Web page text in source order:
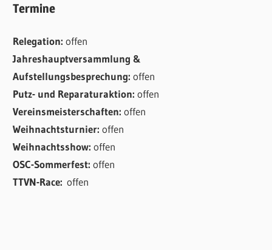
Termine
Relegation:offen
Jahreshauptversammlung &
Aufstellungsbesprechung:offen
Putz- und Reparaturaktion:offen
Vereinsmeisterschaften:offen
Weihnachtsturnier:offen
Weihnachtsshow:offen
OSC-Sommerfest:offen
TTVN-Race:offen